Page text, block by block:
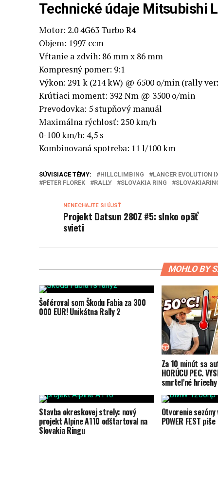
Technické údaje Mitsubishi
Motor: 2.0 4G63 Turbo R4
Objem: 1997 ccm
Vŕtanie a zdvih: 86 mm x 86 mm
Kompresný pomer: 9:1
Výkon: 291 k (214 kW) @ 6500 o/min (rally
Krútiaci moment: 392 Nm @ 3500 o/min
Prevodovka: 5 stupňový manuál
Maximálna rýchlosť: 250 km/h
0-100 km/h: 4,5 s
Kombinovaná spotreba: 11 l/100 km
SÚVISIACE TÉMY: HILLCLIMBING
LANCER EVOLUTION
PETER FLOREK
RALLY SLOVAKIA RING
NENECHAJTE SI ÚJSŤ
Projekt Datsun 280Z #5: slnko opäť
svieti
MOHLO BY
Šoféroval som Škodu Fabia za 300
000 EUR! Unikátna Rally 2
Za 10 minút sa
HORÚCU PEC.
smrteľné
Stavba okreskovej strely: nový
projekt Alpine A110 odštartoval na
Slovakia Ringu
Otvorenie
POWER FEST